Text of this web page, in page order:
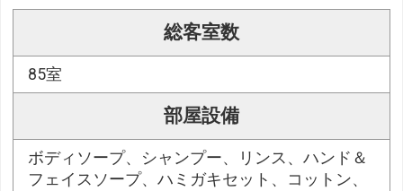
総客室数
85室
部屋設備
ボディソープ、シャンプー、リンス、ハンド＆
フェイスソープ、ハミガキセット、コットン、